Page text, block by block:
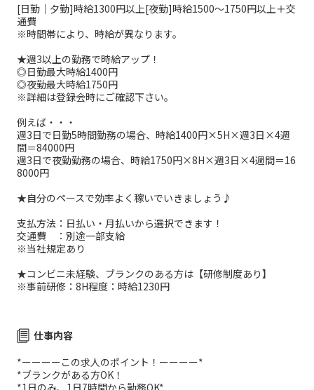
[日勤｜夕勤]時給1300円以上[夜勤]時給1500～1750円以上＋交
通費
※時間帯により、時給が異なります。
★週3以上の勤務で時給アップ！
◎日勤最大時給1400円
◎夜勤最大時給1750円
※詳細は登録会時にご確認下さい。
例えば・・・
週3日で日勤5時間勤務の場合、時給1400円×5H×週3日×4週
間＝84000円
週3日で夜勤勤務の場合、時給1750円×8H×週3日×4週間＝16
8000円
★自分のペースで効率よく稼いでいきましょう♪
支払方法：日払い・月払いから選択できます！
交通費 ：別途一部支給
※当社規定あり
★コンビニ未経験、ブランクのある方は【研修制度あり】
※事前研修：8H程度：時給1230円
仕事内容
*ーーーーこの求人のポイント！ーーーー*
*ブランクがある方OK！
*1日のみ、1日7時間から勤務OK*